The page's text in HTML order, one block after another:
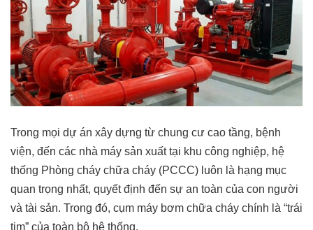
Trong mọi dự án xây dựng từ chung cư cao tầng, bệnh
viện, đến các nhà máy sản xuất tại khu công nghiệp, hệ
thống Phòng cháy chữa cháy (PCCC) luôn là hạng mục
quan trọng nhất, quyết định đến sự an toàn của con người
và tài sản. Trong đó, cụm máy bơm chữa cháy chính là “trái
tim” của toàn bộ hệ thống.